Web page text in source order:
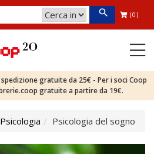
(0)
gratuite da 25€ - Per i soci Coop
gratuite a partire da 19€.
Psicologia Psicologia del sogno